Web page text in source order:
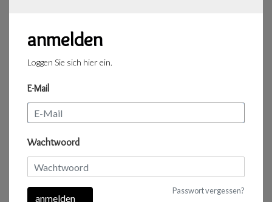
anmelden
Loggen Sie sich hier ein.
E-Mail
Wachtwoord
Passwort vergessen?
anmelden